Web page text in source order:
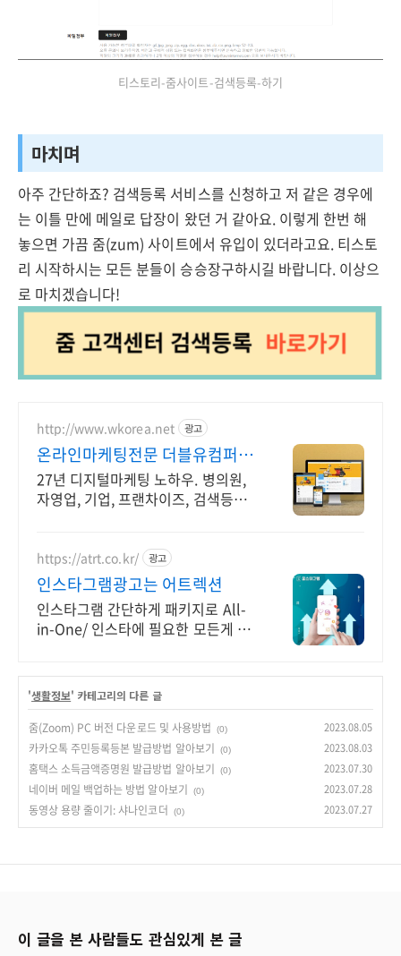
티스토리-줌사이트-검색등록-하기
마치며
아주 간단하죠? 검색등록 서비스를 신청하고 저 같은 경우에
는 이틀 만에 메일로 답장이 왔던 거 같아요. 이렇게 한번 해
놓으면 가끔 줌(zum) 사이트에서 유입이 있더라고요. 티스토
리 시작하시는 모든 분들이 승승장구하시길 바랍니다. 이상으
로 마치겠습니다!
http://www.wkorea.net 광고
온라인마케팅전문 더블유컴퍼니
27년 노하우
27년 디지털마케팅 노하우. 병의원,
자영업, 기업, 프랜차이즈, 검색등록
https://atrt.co.kr/ 광고
인스타그램광고는 어트렉션
인스타그램 간단하게 패키지로 All-
in-One/ 인스타에 필요한 모든게 가
'생활정보' 카테고리의 다른 글
줌(Zoom) PC 버전 다운로드 및 사용방법 (0) 2023.08.05
카카오톡 주민등록등본 발급방법 알아보기 (0) 2023.08.03
홈택스 소득금액증명원 발급방법 알아보기 (0) 2023.07.30
네이버 메일 백업하는 방법 알아보기 (0) 2023.07.28
동영상 용량 줄이기: 샤나인코더 (0) 2023.07.27
이 글을 본 사람들도 관심있게 본 글